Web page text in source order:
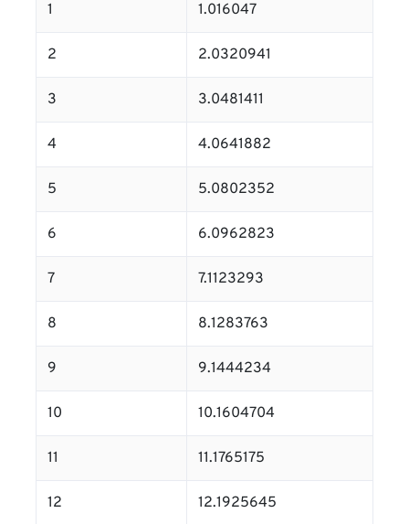
1 1.016047
2 2.0320941
3 3.0481411
4 4.0641882
5 5.0802352
6 6.0962823
7 7.1123293
8 8.1283763
9 9.1444234
10 10.1604704
11 11.1765175
12 12.1925645